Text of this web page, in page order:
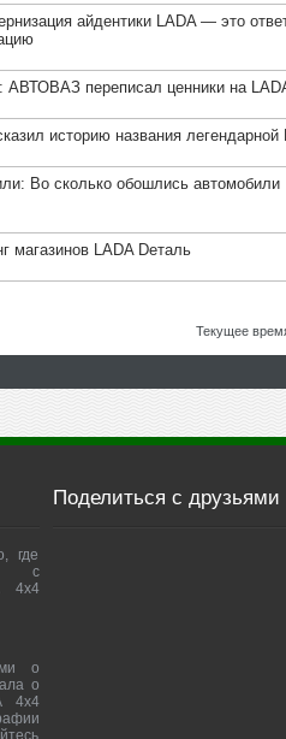
айдентики LADA — это
переписал ценники на
историю названия
Во сколько обошлись автомобили
магазинов LADA Dеталь
Текущее
где
с
4x4
о
о
4x4
Поделиться с друзьями